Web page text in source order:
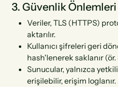
3. Güvenlik Önlemleri
Veriler, TLS (HTTPS)
aktarılır.
Kullanıcı şifreleri geri
hash'lenerek saklanır
Sunucular, yalnızca
erişilebilir, erişim loglanır.